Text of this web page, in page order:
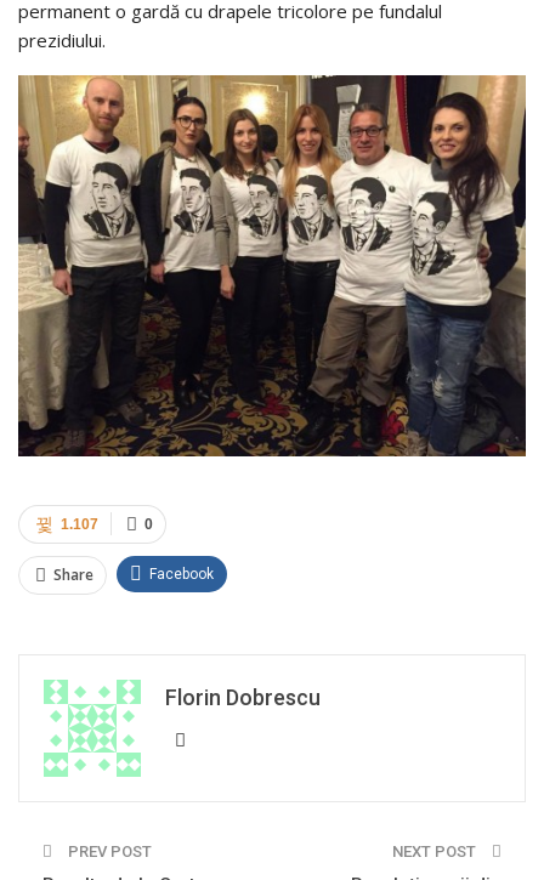
permanent o gardă cu drapele tricolore pe fundalul
prezidiului.
0
1.107
Share Facebook
Florin Dobrescu
PREV POST NEXT POST